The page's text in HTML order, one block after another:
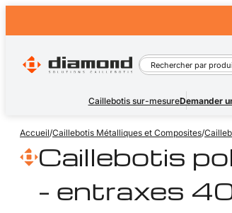
Rechercher
Caillebotis sur-mesureDemander
Accueil/Caillebotis Métalliques et Composites/
Caillebotis
– entraxes